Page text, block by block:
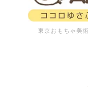
東京おもちゃ美